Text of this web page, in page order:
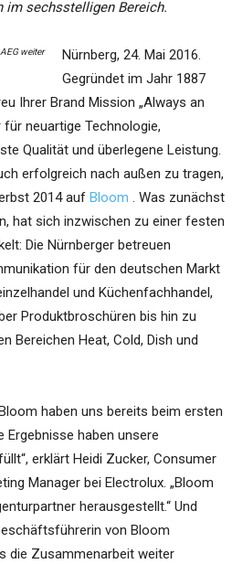
im sechsstelligen Bereich.
Nürnberg, 24. Mai 2016.
Gegründet im Jahr 1887
Ihrer Brand Mission „Always an
für neuartige Technologie,
Qualität und überlegene Leistung.
erfolgreich nach außen zu tragen,
2014 auf Bloom . Was zunächst
hat sich inzwischen zu einer festen
Die Nürnberger betreuen
für den deutschen Markt
und Küchenfachhandel,
Produktbroschüren bis hin zu
Bereichen Heat, Cold, Dish und
haben uns bereits beim ersten
Ergebnisse haben unsere
erklärt Heidi Zucker, Consumer
Manager bei Electrolux. „Bloom
herausgestellt.“ Und
von Bloom
die Zusammenarbeit weiter